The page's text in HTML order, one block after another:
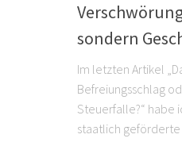
sondern
Im letzten Artikel
Befreiungsschlag
Steuerfalle?“ habe
staatlich